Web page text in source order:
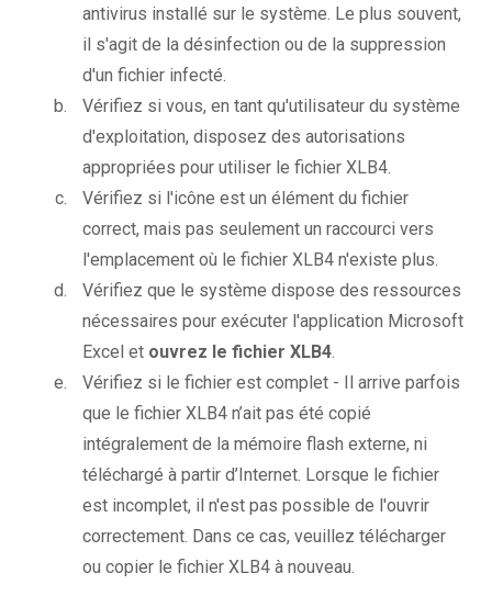
antivirus installé sur le système. Le plus souvent,
il s'agit de la désinfection ou de la suppression
d'un fichier infecté.
Vérifiez si vous, en tant qu'utilisateur du système
d'exploitation, disposez des autorisations
appropriées pour utiliser le fichier XLB4.
Vérifiez si l'icône est un élément du fichier
correct, mais pas seulement un raccourci vers
l'emplacement où le fichier XLB4 n'existe plus.
Vérifiez que le système dispose des ressources
nécessaires pour exécuter l'application Microsoft
Excel et ouvrez le fichier XLB4.
Vérifiez si le fichier est complet - Il arrive parfois
que le fichier XLB4 n’ait pas été copié
intégralement de la mémoire flash externe, ni
téléchargé à partir d’Internet. Lorsque le fichier
est incomplet, il n'est pas possible de l'ouvrir
correctement. Dans ce cas, veuillez télécharger
ou copier le fichier XLB4 à nouveau.